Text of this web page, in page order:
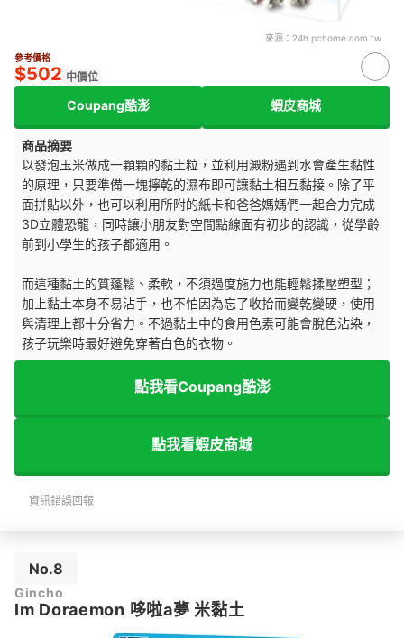
來源： 24h.pchome.com.tw
參考價格
$502 中價位
Coupang酷澎 蝦皮商城
商品摘要
以發泡玉米做成一顆顆的黏土粒，並利用澱粉遇到水會產生黏性
的原理，只要準備一塊擰乾的濕布即可讓黏土相互黏接。除了平
面拼貼以外，也可以利用所附的紙卡和爸爸媽媽們一起合力完成
3D立體恐龍，同時讓小朋友對空間點線面有初步的認識，從學齡
前到小學生的孩子都適用。
而這種黏土的質蓬鬆、柔軟，不須過度施力也能輕鬆揉壓塑型；
加上黏土本身不易沾手，也不怕因為忘了收拾而變乾變硬，使用
與清理上都十分省力。不過黏土中的食用色素可能會脫色沾染，
孩子玩樂時最好避免穿著白色的衣物。
點我看Coupang酷澎
點我看蝦皮商城
資訊錯誤回報
No.8
Gincho
Im Doraemon 哆啦a夢 米黏土